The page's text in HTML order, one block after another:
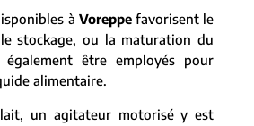
à Voreppefavorisent le
stockage, ou la maturation du
être employés pour
alimentaire.
un agitateur motorisé y est